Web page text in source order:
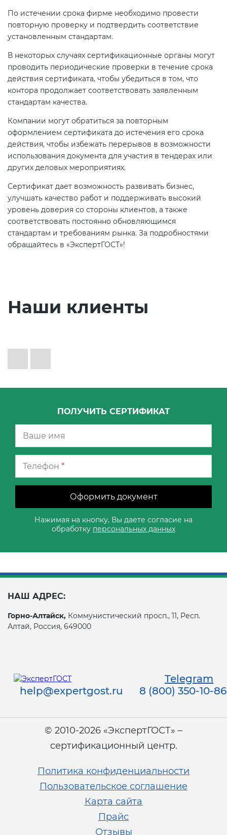
По истечении срока фирме необходимо провести
повторную проверку и подтвердить соответствие
установленным стандартам.
В некоторых случаях сертификационные органы могут
проводить периодические проверки в течение срока
действия сертификата, чтобы убедиться в том, что
контора продолжает соответствовать заявленным
стандартам качества.
Компании могут обратиться за повторным
оформлением сертификата до истечения его срока
действия, чтобы избежать перерывов в возможности
использования документа для участия в тендерах или
других деловых мероприятиях.
Сертификат дает возможность развивать бизнес,
улучшать качество работ и поддерживать высокий
уровень доверия со стороны клиентов, а также
соответствовать постоянно обновляющимся
стандартам и требованиям рынка. За подробностями
обращайтесь в «ЭкспертГОСТ»!
Наши клиенты
ПОЛУЧИТЬ СЕРТИФИКАТ
Телефон *
Оформить документ
Нажимая на кнопку, Вы даете согласие на
обработку персональных данных
НАШ АДРЕС:
Горно-Алтайск, Коммунистический просп., 11, Респ.
Алтай, Россия, 649000
Telegram
help@expertgost.ru
8 (800) 350-10-86
© 2010-2026 «ЭкспертГОСТ» –
сертификационный центр.
Политика конфиденциальности
Пользовательское соглашение
Карта сайта
Прайс
Отзывы